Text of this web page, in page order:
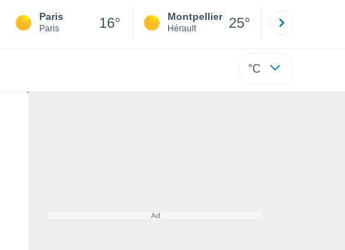
Paris
Paris 16° Montpellier
Hérault 25°
°C